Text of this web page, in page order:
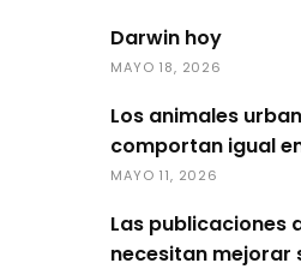
Darwin hoy
MAYO 18, 2026
Los animales
comportan igual
MAYO 11, 2026
Las publicaciones
necesitan mejorar